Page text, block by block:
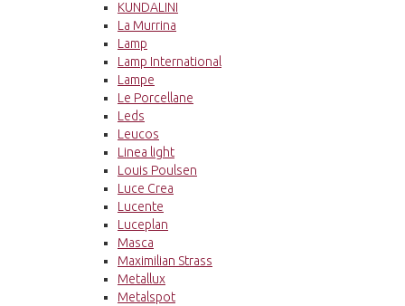
KUNDALINI
La Murrina
Lamp
Lamp International
Lampe
Le Porcellane
Leds
Leucos
Linea light
Louis Poulsen
Luce Crea
Lucente
Luceplan
Masca
Maximilian Strass
Metallux
Metalspot